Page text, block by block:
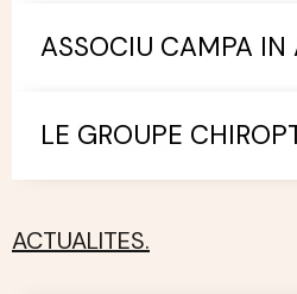
ASSOCIU CAMPA IN
LE GROUPE
ACTUALITES.